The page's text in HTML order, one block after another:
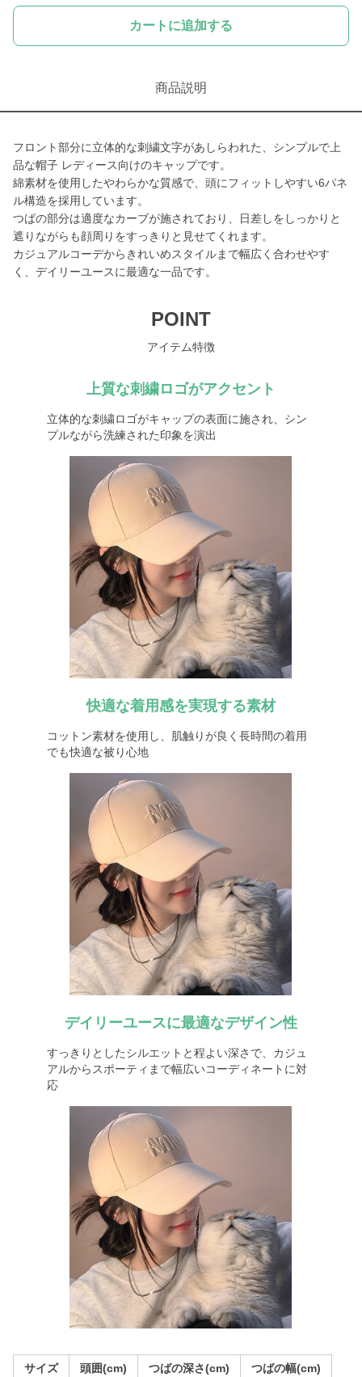
カートに追加する
商品説明
フロント部分に立体的な刺繍文字があしらわれた、シンプルで上
品な帽子 レディース向けのキャップです。
綿素材を使用したやわらかな質感で、頭にフィットしやすい6パネ
ル構造を採用しています。
つばの部分は適度なカーブが施されており、日差しをしっかりと
遮りながらも顔周りをすっきりと見せてくれます。
カジュアルコーデからきれいめスタイルまで幅広く合わせやす
く、デイリーユースに最適な一品です。
POINT
アイテム特徴
上質な刺繍ロゴがアクセント
立体的な刺繍ロゴがキャップの表面に施され、シン
プルながら洗練された印象を演出
快適な着用感を実現する素材
コットン素材を使用し、肌触りが良く長時間の着用
でも快適な被り心地
デイリーユースに最適なデザイン性
すっきりとしたシルエットと程よい深さで、カジュ
アルからスポーティまで幅広いコーディネートに対
応
サイズ 頭囲(cm) つばの深さ(cm) つばの幅(cm)